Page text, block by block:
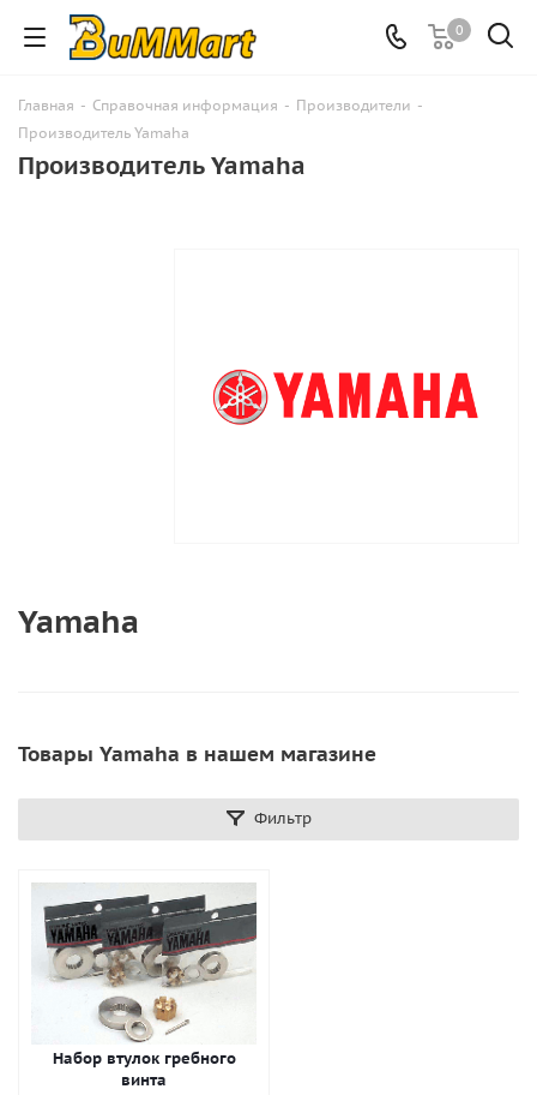
0
Главная - Справочная информация - Производители -
Производитель Yamaha
Производитель Yamaha
Yamaha
Товары Yamaha в нашем магазине
Фильтр
Набор втулок гребного
винта